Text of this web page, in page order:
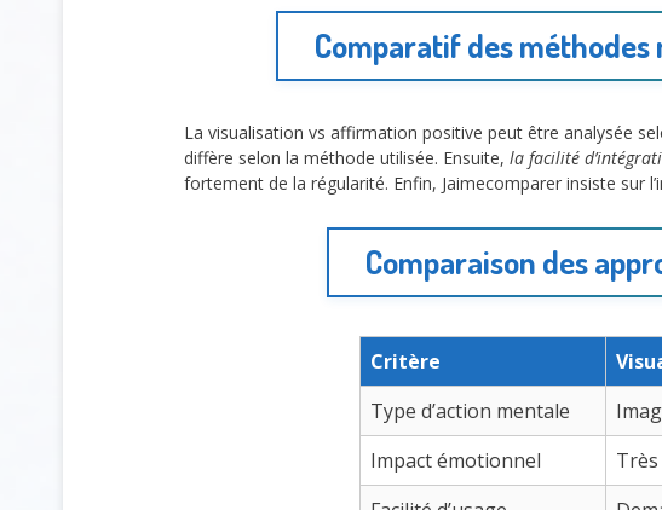
Comparatif des
La visualisation vs affirmation positive peut être analysée
diffère selon la méthode utilisée. Ensuite, la facilité
fortement de la régularité. Enfin, Jaimecomparer insiste sur
Comparaison des
Critère
Type d’action mentale
Impact émotionnel